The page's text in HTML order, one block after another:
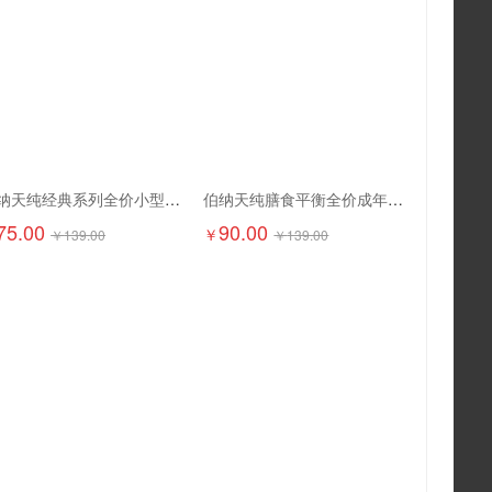
伯纳天纯经典系列全价小型犬幼年期犬粮1.5kg
￥139.00
伯纳天纯膳食平衡全价成年期猫粮（含三文鱼配方）1.5kg
￥90.00 ￥139.00